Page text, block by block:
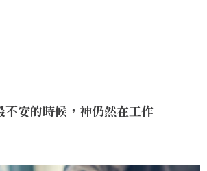
不安的時候，神仍然在工作